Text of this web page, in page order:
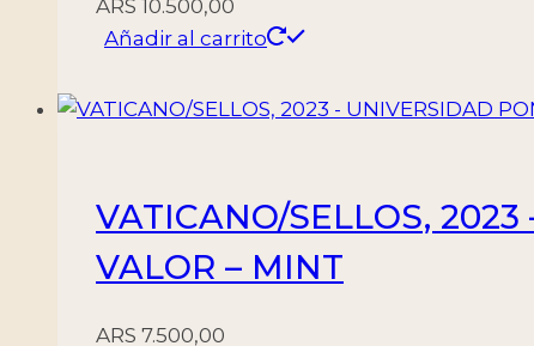
ARS 10.500,00
Añadir al carrito
VATICANO/SELLOS,
VALOR – MINT
ARS 7.500,00